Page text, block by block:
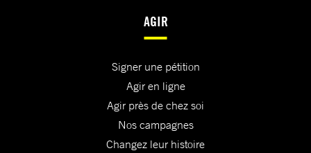
AGIR
Signer une pétition
Agir en ligne
Agir près de chez soi
Nos campagnes
Changez leur histoire